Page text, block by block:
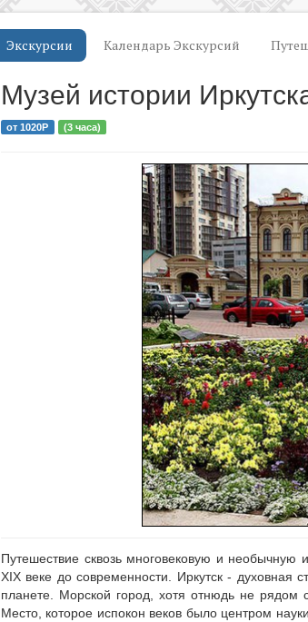
Экскурсии Календарь Экскурсий
Музей истории
от 1020Р (3 часа)
Путешествие сквозь многовековую и необычную
XIX веке до современности. Иркутск - духовная
планете. Морской город, хотя отнюдь не рядом
Место, которое испокон веков было центром